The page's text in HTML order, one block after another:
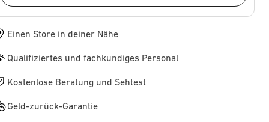
Einen Store in deiner Nähe
Qualifiziertes und fachkundiges Personal
Kostenlose Beratung und Sehtest
Geld-zurück-Garantie